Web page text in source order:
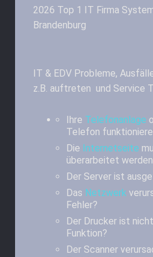
2026 Top 1 IT Firma
Brandenburg
IT & EDV Probleme,
z.B. auftreten und Service
Ihre Telefonanlage
Telefon
Die Internetseite
überarbeitet
Der Server ist
Das Netzwerk
Fehler?
Der Drucker ist
Funktion?
Der Scanner